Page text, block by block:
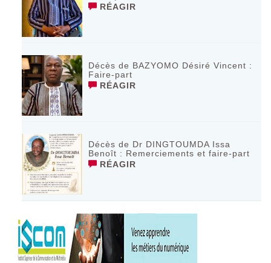
RÉAGIR
Décès de BAZYOMO Désiré Vincent :
Faire-part
RÉAGIR
Décès de Dr DINGTOUMDA Issa
Benoît : Remerciements et faire-part
RÉAGIR